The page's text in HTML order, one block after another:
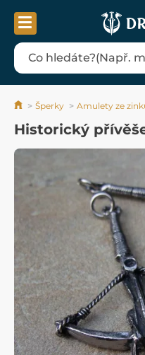
Šperky Amulety ze
Historický